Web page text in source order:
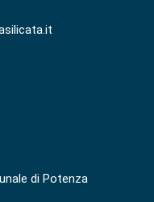
di Potenza